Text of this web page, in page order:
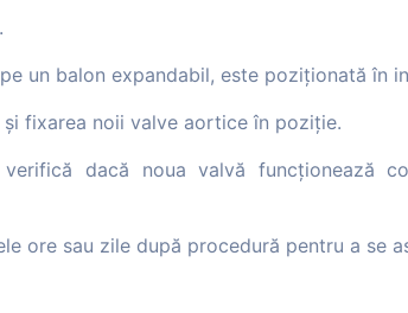
un balon expandabil, este poziționată în
fixarea noii valve aortice în poziție.
dacă noua valvă funcționează
ore sau zile după procedură pentru a se